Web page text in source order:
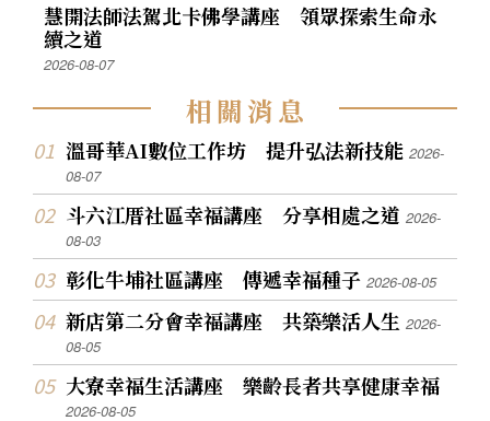
慧開法師法駕北卡佛學講座 領眾探索生命永
續之道
2026-08-07
相關消息
溫哥華AI數位工作坊 提升弘法新技能2026-
08-07
斗六江厝社區幸福講座 分享相處之道2026-
08-03
彰化牛埔社區講座 傳遞幸福種子2026-08-05
新店第二分會幸福講座 共築樂活人生2026-
08-05
大寮幸福生活講座 樂齡長者共享健康幸福
2026-08-05